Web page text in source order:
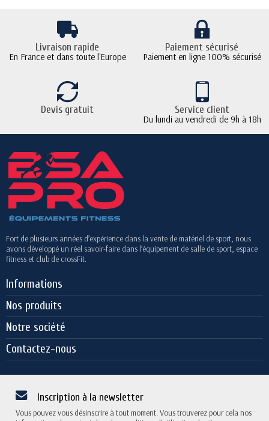
Livraison rapide
En France et dans toute l'Europe
Paiement sécurisé
Paiement en ligne 100% sécurisé
Devis gratuit Service client
Du lundi au vendredi de 9h à 18h
Fort de plusieurs années d’expérience dans la vente de matériel de sport, nous
avons développé un réel savoir-faire dans l’équipement de salle de sport, espace
fitness et club de crossFit.
Informations
Nos produits
Notre société
Contactez-nous
Inscription à la newsletter
Vous pouvez vous désinscrire à tout moment. Vous trouverez pour cela nos